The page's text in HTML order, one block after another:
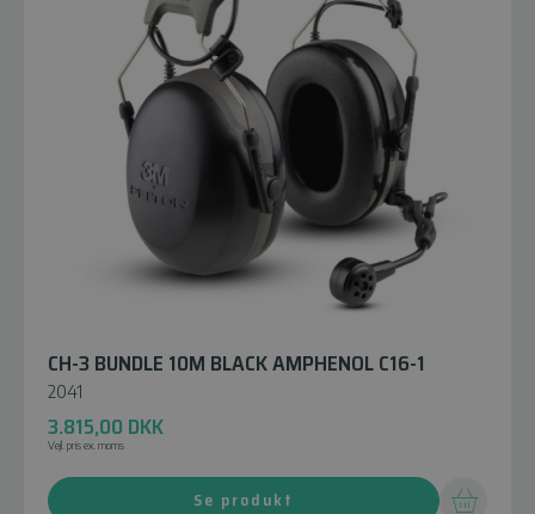
CH-3 BUNDLE 10M BLACK AMPHENOL C16-1
2041
3.815,00 DKK
Vejl. pris ex. moms
Se produkt